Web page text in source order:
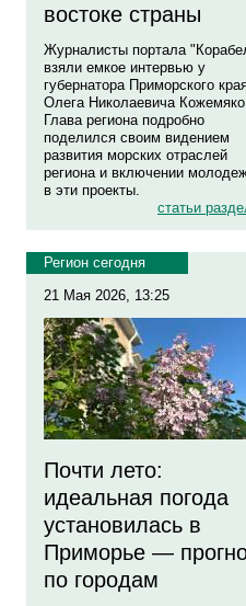
востоке страны
Журналисты портала
взяли емкое интервью у
губернатора Приморского
Олега Николаевича Кожемяко
Глава региона подробно
поделился своим видением
развития морских отраслей
региона и включении
в эти проекты.
статьи
Регион сегодня
21 Мая 2026, 13:25
Почти лето:
идеальная погода
установилась в
Приморье —
по городам